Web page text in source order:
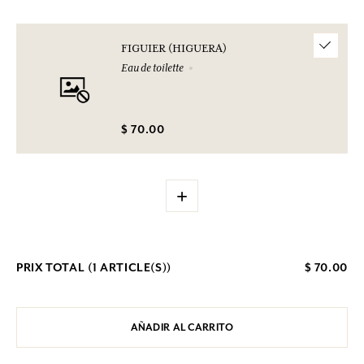
FIGUIER (HIGUERA)
Eau de toilette
$ 70.00
+
PRIX TOTAL (1 ARTICLE(S)) $ 70.00
AÑADIR AL CARRITO